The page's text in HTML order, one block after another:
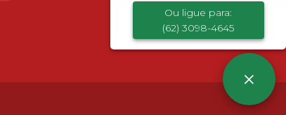
Ou ligue para:
(62) 3098-4645
×